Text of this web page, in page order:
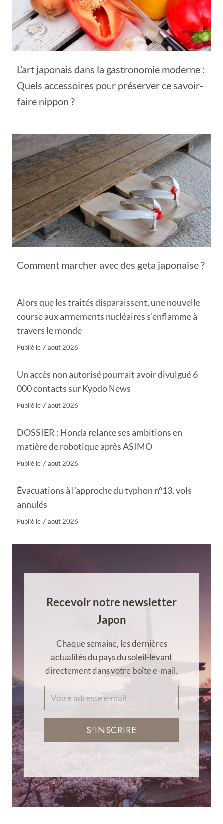
L’art japonais dans la gastronomie moderne :
Quels accessoires pour préserver ce savoir-
faire nippon ?
Comment marcher avec des geta japonaise ?
Alors que les traités disparaissent, une nouvelle
course aux armements nucléaires s’enflamme à
travers le monde
Publié le7 août 2026
Un accès non autorisé pourrait avoir divulgué 6
000 contacts sur Kyodo News
Publié le7 août 2026
DOSSIER : Honda relance ses ambitions en
matière de robotique après ASIMO
Publié le7 août 2026
Évacuations à l’approche du typhon n°13, vols
annulés
Publié le7 août 2026
Recevoir notre newsletter
Japon
Chaque semaine, les dernières
actualités du pays du soleil-levant
directement dans votre boîte e-mail.
S'INSCRIRE